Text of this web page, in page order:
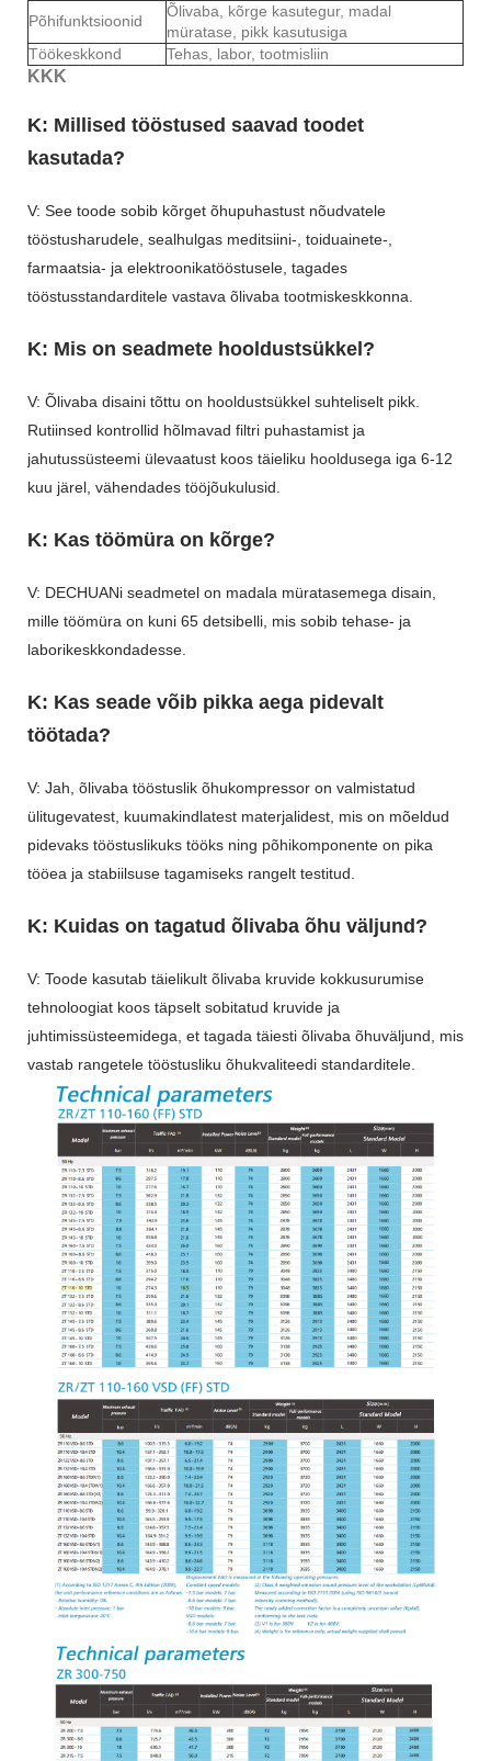
Põhifunktsioonid
Õlivaba, kõrge kasutegur, madal
müratase, pikk kasutusiga
Töökeskkond
Tehas, labor, tootmisliin
KKK
K: Millised tööstused saavad toodet
kasutada?
V: See toode sobib kõrget õhupuhastust nõudvatele
tööstusharudele, sealhulgas meditsiini-, toiduainete-,
farmaatsia- ja elektroonikatööstusele, tagades
tööstusstandarditele vastava õlivaba tootmiskeskkonna.
K: Mis on seadmete hooldustsükkel?
V: Õlivaba disaini tõttu on hooldustsükkel suhteliselt pikk.
Rutiinsed kontrollid hõlmavad filtri puhastamist ja
jahutussüsteemi ülevaatust koos täieliku hooldusega iga 6-12
kuu järel, vähendades tööjõukulusid.
K: Kas töömüra on kõrge?
V: DECHUANi seadmetel on madala müratasemega disain,
mille töömüra on kuni 65 detsibelli, mis sobib tehase- ja
laborikeskkondadesse.
K: Kas seade võib pikka aega pidevalt
töötada?
V: Jah, õlivaba tööstuslik õhukompressor on valmistatud
ülitugevatest, kuumakindlatest materjalidest, mis on mõeldud
pidevaks tööstuslikuks tööks ning põhikomponente on pika
tööea ja stabiilsuse tagamiseks rangelt testitud.
K: Kuidas on tagatud õlivaba õhu väljund?
V: Toode kasutab täielikult õlivaba kruvide kokkusurumise
tehnoloogiat koos täpselt sobitatud kruvide ja
juhtimissüsteemidega, et tagada täiesti õlivaba õhuväljund, mis
vastab rangetele tööstusliku õhukvaliteedi standarditele.